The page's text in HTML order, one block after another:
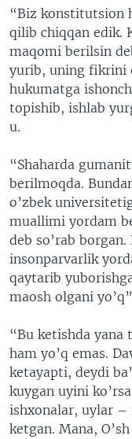
“Biz konstitutsion
qilib chiqqan edik.
maqomi berilsin
yurib, uning fikrini
hukumatga
topishib, ishlab
u.
“Shaharda
berilmoqda.
o’zbek
muallimi yordam
deb so’rab
insonparvarlik
qaytarib
maosh olgani
“Bu ketishda yana
ham yo’q emas.
ketayapti, deydi
kuygan uyini
ishxonalar, uylar –
ketgan. Mana,